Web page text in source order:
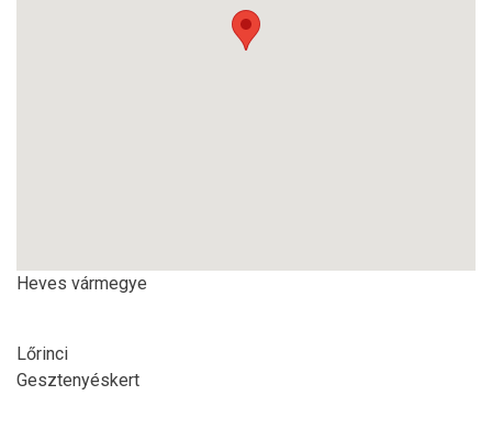
Heves vármegye
Lőrinci
Gesztenyéskert